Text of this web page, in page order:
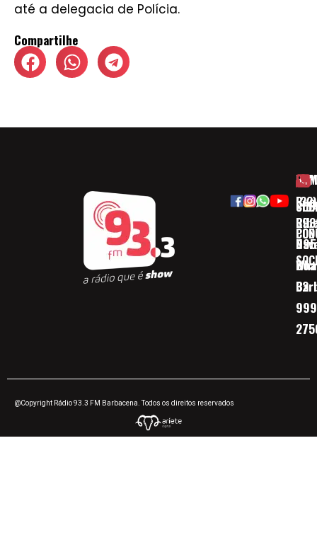
até a delegacia de Polícia.
Compartilhe
(32)
32
@Copyright Rádio 93.3 FM Barbacena. Todos os direitos reservados